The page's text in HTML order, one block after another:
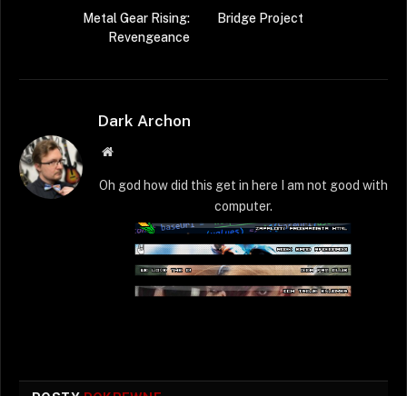
Metal Gear Rising:
Revengeance
Bridge Project
Dark Archon
Strona
Oh god how did this get in here I am not good with
computer.